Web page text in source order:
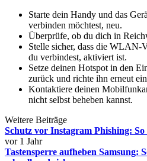
Starte dein Handy und das
verbinden möchtest, neu.
Überprüfe, ob du dich in
Stelle sicher, dass die WLAN-
du verbindest, aktiviert ist.
Setze deinen Hotspot in den
zurück und richte ihn erneut
Kontaktiere deinen
nicht selbst beheben kannst.
Weitere Beiträge
Schutz vor Instagram Phishing: So
vor 1 Jahr
Tastensperre aufheben Samsung: